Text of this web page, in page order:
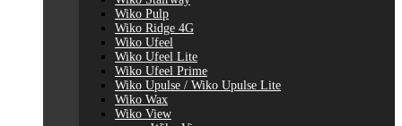
Wiko Pulp
Wiko Ridge 4G
Wiko Ufeel
Wiko Ufeel Lite
Wiko Ufeel Prime
Wiko Upulse / Wiko Upulse Lite
Wiko Wax
Wiko View